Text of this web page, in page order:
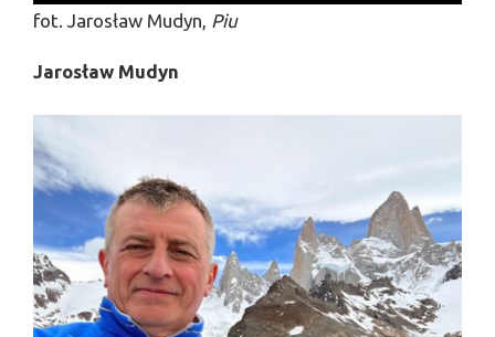
fot. Jarosław Mudyn, Piu
Jarosław Mudyn